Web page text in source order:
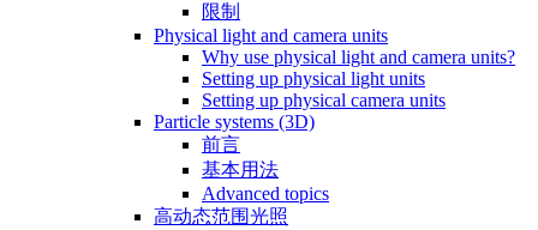
限制
Physical light and camera units
Why use physical light and camera units?
Setting up physical light units
Setting up physical camera units
Particle systems (3D)
前言
基本用法
Advanced topics
高动态范围光照